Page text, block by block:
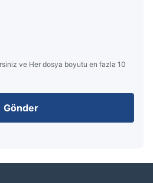
ve Her dosya boyutu en fazla 10
Gönder